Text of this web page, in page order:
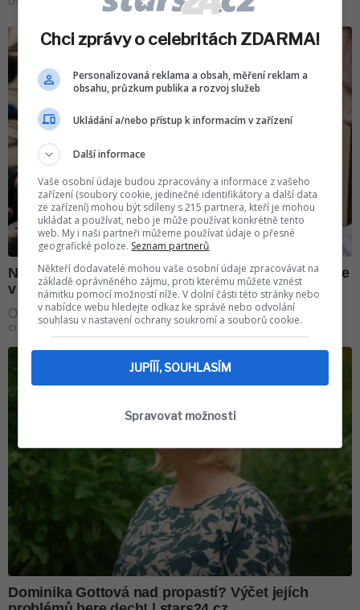
Chci zprávy o celebritách ZDARMA!
Personalizovaná reklama a obsah, měření reklam a
obsahu, průzkum publika a rozvoj služeb
Ukládání a/nebo přístup k informacím v zařízení
Další informace
Vaše osobní údaje budou zpracovány a informace z vašeho
zařízení (soubory cookie, jedinečné identifikátory a další data
ze zařízení) mohou být sdíleny s 215 partnera, kteří je mohou
ukládat a používat, nebo je může používat konkrétně tento
web. My i naši partneři můžeme používat údaje o přesné
geografické poloze. Seznam partnerů
Někteří dodavatelé mohou vaše osobní údaje zpracovávat na
základě oprávněného zájmu, proti kterému můžete vznést
námitku pomocí možností níže. V dolní části této stránky nebo
v nabídce webu hledejte odkaz ke správě nebo odvolání
souhlasu v nastavení ochrany soukromí a souborů cookie.
JUPÍÍÍ, SOUHLASÍM
Spravovat možnosti